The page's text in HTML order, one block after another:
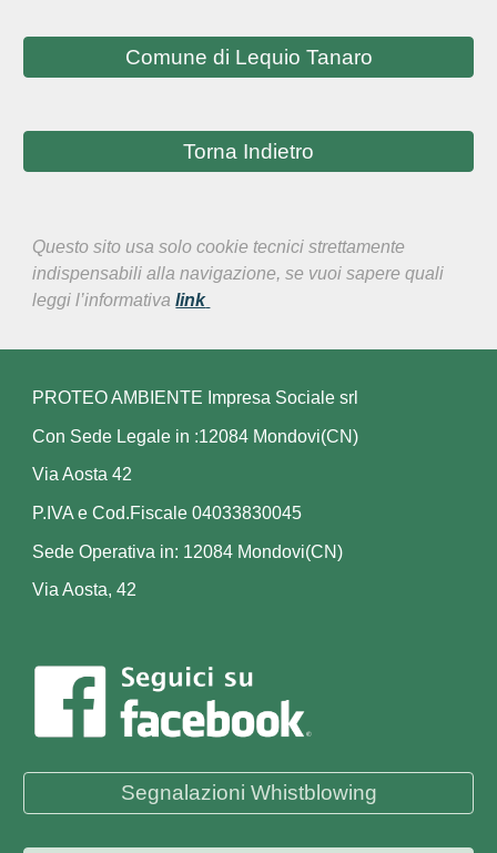
Comune di Lequio Tanaro
Torna Indietro
Questo sito usa solo cookie tecnici strettamente
indispensabili alla navigazione, se vuoi sapere quali
leggi l’informativalink
PROTEO AMBIENTE Impresa Sociale srl
Con Sede Legale in :12084 Mondovi(CN)
Via Aosta 42
P.IVA e Cod.Fiscale 04033830045
Sede Operativa in: 12084 Mondovi(CN)
Via Aosta, 42
Segnalazioni Whistblowing